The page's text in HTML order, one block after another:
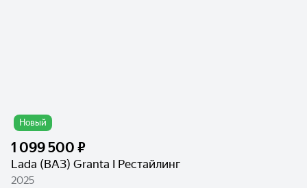
Новый
1 099 500 ₽
Lada (ВАЗ) Granta I Рестайлинг
2025